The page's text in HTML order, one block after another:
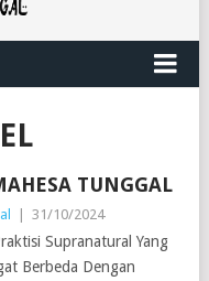
TUNGGAL
| 31/10/2024
Supranatural Yang
Berbeda Dengan